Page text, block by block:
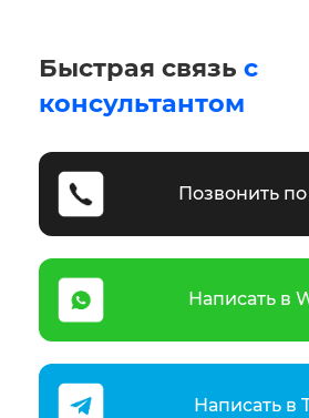
Быстрая связь с
консультантом
Позвонить
Написать в
Написать в